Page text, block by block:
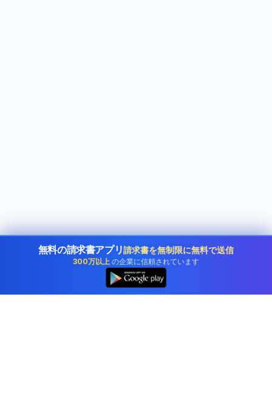
無料の請求書アプリ請求書を無制限に無料で送信
300万以上 の企業に信頼されています